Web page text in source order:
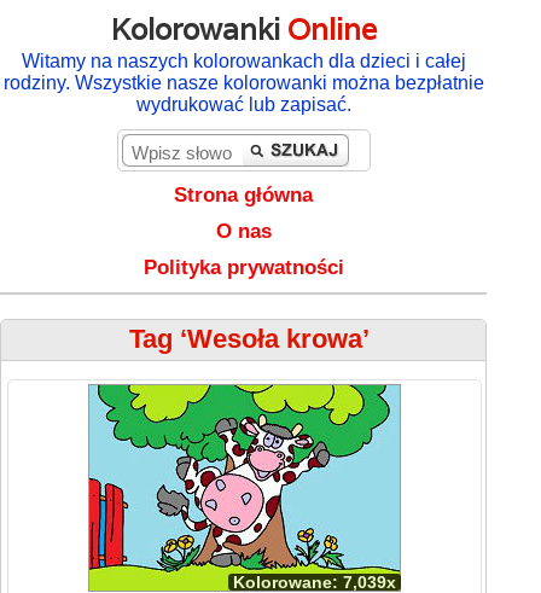
Kolorowanki Online
Witamy na naszych kolorowankach dla dzieci i całej
rodziny. Wszystkie nasze kolorowanki można bezpłatnie
wydrukować lub zapisać.
Strona główna
O nas
Polityka prywatności
Tag ‘Wesoła krowa’
Kolorowane: 7,039x